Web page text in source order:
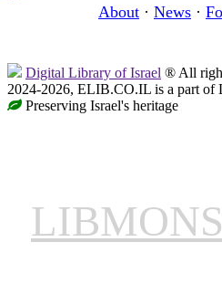
About · News ·
Digital Library of Israel ® All
2024-2026, ELIB.CO.IL is a part of
Preserving Israel's heritage